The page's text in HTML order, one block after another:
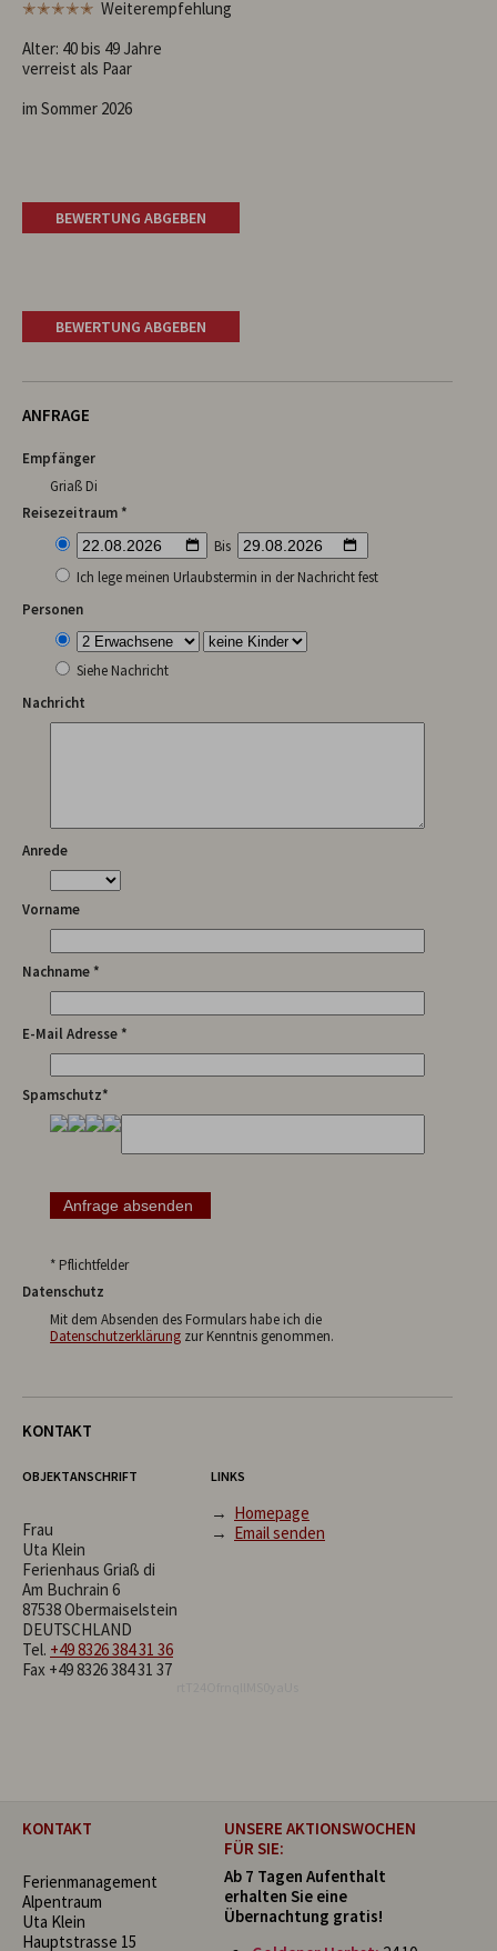
✭✭✭✭✭ Weiterempfehlung
Alter: 40 bis 49 Jahre
verreist als Paar
im Sommer 2026
BEWERTUNG ABGEBEN
BEWERTUNG ABGEBEN
ANFRAGE
Empfänger
Griaß Di
Reisezeitraum *
Bis
Ich lege meinen Urlaubstermin in der Nachricht fest
Personen
Siehe Nachricht
Nachricht
Anrede
Vorname
Nachname *
E-Mail Adresse *
Spamschutz*
* Pflichtfelder
Datenschutz
Mit dem Absenden des Formulars habe ich die
Datenschutzerklärung zur Kenntnis genommen.
KONTAKT
OBJEKTANSCHRIFT
Frau
Uta Klein
Ferienhaus Griaß di
Am Buchrain 6
87538 Obermaiselstein
DEUTSCHLAND
Tel. +49 8326 384 31 36
Fax +49 8326 384 31 37
LINKS
→ Homepage
→ Email senden
KONTAKT
Ferienmanagement
Alpentraum
Uta Klein
Hauptstrasse 15
UNSERE AKTIONSWOCHEN
FÜR SIE:
Ab 7 Tagen Aufenthalt
erhalten Sie eine
Übernachtung gratis!